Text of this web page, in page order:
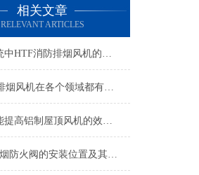
相关文章
RELEVANT ARTICLES
消防系统中HTF消防排烟风机的安全性与可靠性保障
3C消防排烟风机在各个领域都有着可观的应用前景
怎样才能提高铝制屋顶风机的效率及寿命呢
280度排烟防火阀的安装位置及其产品用途是什么